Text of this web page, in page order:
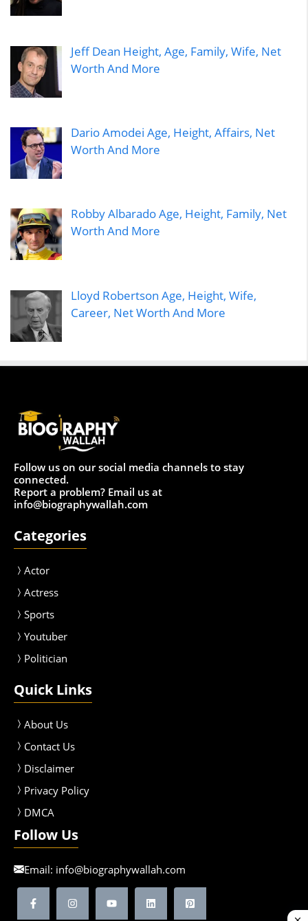
Jeff Dean Height, Age, Family, Wife, Net
Worth And More
Dario Amodei Age, Height, Affairs, Net
Worth And More
Robby Albarado Age, Height, Family, Net
Worth And More
Lloyd Robertson Age, Height, Wife,
Career, Net Worth And More
Follow us on our social media channels to stay
connected.
Report a problem? Email us at
info@biographywallah.com
Categories
Actor
Actress
Sports
Youtuber
Politician
Quick Links
About Us
Contact Us
Disclaimer
Privacy Policy
DMCA
Follow Us
Email: info@biographywallah.com